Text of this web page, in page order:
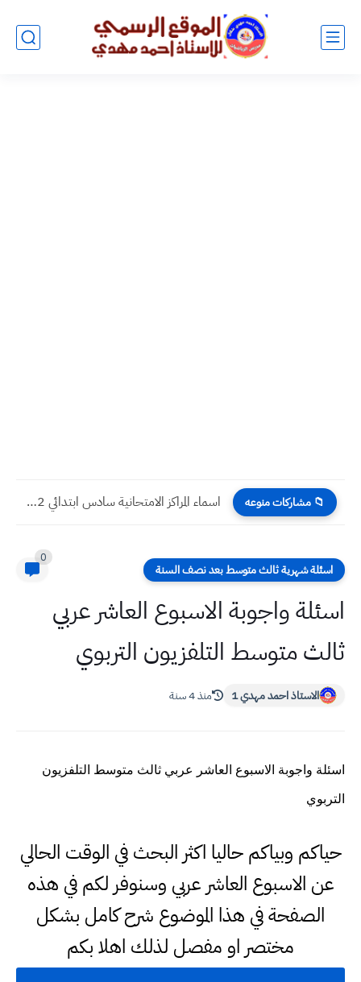
📁 مشاركات منوعه اسماء المراكز الامتحانية سادس ابتدائي 2022 دور اول محافظة كركوك
اسئلة شهرية ثالث متوسط بعد نصف السنة
0
اسئلة واجوبة الاسبوع العاشر عربي
ثالث متوسط التلفزيون التربوي
الاستاذ احمد مهدي 1 منذ 4 سنة
اسئلة واجوبة الاسبوع العاشر عربي ثالث متوسط التلفزيون
التربوي
حياكم وبياكم حاليا اكثر البحث في الوقت الحالي
عن الاسبوع العاشر عربي وسنوفر لكم في هذه
الصفحة في هذا الموضوع شرح كامل بشكل
مختصر او مفصل لذلك اهلا بكم